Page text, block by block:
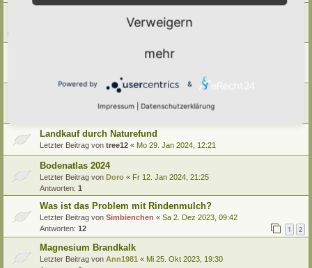
tree12«So 22. Dez 2024, 16:20
Letzter Beitrag vonSimbienchen«Do 15. Feb 2024, 12:43
Landkauf durch Naturefund
Letzter Beitrag von tree12 « Mo 29. Jan 2024, 12:21
Bodenatlas 2024
Letzter Beitrag von Doro « Fr 12. Jan 2024, 21:25
Antworten: 1
Was ist das Problem mit Rindenmulch?
Letzter Beitrag von Simbienchen « Sa 2. Dez 2023, 09:42
Antworten: 12 1 2
Magnesium Brandkalk
Letzter Beitrag von Ann1981 « Mi 25. Okt 2023, 19:30
Verweigern
mehr
Powered by &
Impressum Datenschutzerklärung